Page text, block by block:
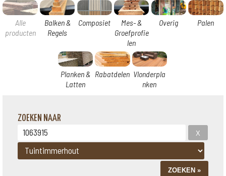
Alle
producten
Balken &
Regels
Composiet
Mes- &
Groefprofie
len
Overig Palen
Planken &
Latten
Rabatdelen Vlonderpla
nken
ZOEKEN NAAR